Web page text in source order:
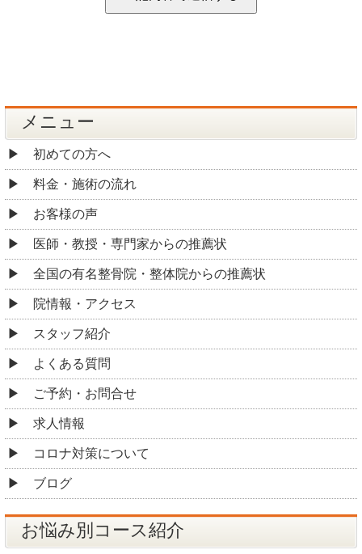
メニュー
初めての方へ
料金・施術の流れ
お客様の声
医師・教授・専門家からの推薦状
全国の有名整骨院・整体院からの推薦状
院情報・アクセス
スタッフ紹介
よくある質問
ご予約・お問合せ
求人情報
コロナ対策について
ブログ
お悩み別コース紹介